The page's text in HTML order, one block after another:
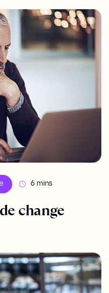
6 mins
change